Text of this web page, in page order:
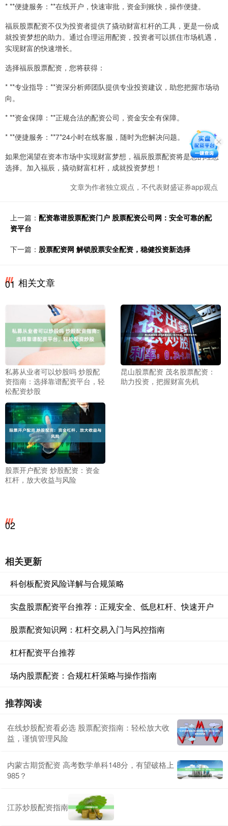
* **便捷服务：**在线开户，快速审批，资金到账快，操作便捷。
福辰股票配资不仅为投资者提供了撬动财富杠杆的工具，更是一份成
就投资梦想的助力。通过合理运用配资，投资者可以抓住市场机遇，
实现财富的快速增长。
选择福辰股票配资，您将获得：
* **专业指导：**资深分析师团队提供专业投资建议，助您把握市场动
向。
* **资金保障：**正规合法的配资公司，资金安全有保障。
* **便捷服务：**7*24小时在线客服，随时为您解决问题。
如果您渴望在资本市场中实现财富梦想，福辰股票配资将是您的理想
选择。加入福辰，撬动财富杠杆，成就投资梦想！
文章为作者独立观点，不代表财盛证券app观点
上一篇： 配资靠谱股票配资门户 股票配资公司网：安全可靠的配
资平台
下一篇： 股票配资网 解锁股票安全配资，稳健投资新选择
01 相关文章
私募从业者可以炒股吗 炒股配
资指南：选择靠谱配资平台，轻
松配资炒股
昆山股票配资 茂名股票配资：
助力投资，把握财富先机
股票开户配资 炒股配资：资金
杠杆，放大收益与风险
02
相关更新
科创板配资风险详解与合规策略
实盘股票配资平台推荐：正规安全、低息杠杆、快速开户
股票配资知识网：杠杆交易入门与风控指南
杠杆配资平台推荐
场内股票配资：合规杠杆策略与操作指南
推荐阅读
在线炒股配资看必选 股票配资指南：轻松放大收
益，谨慎管理风险
内蒙古期货配资 高考数学单科148分，有望破格上
985？
江苏炒股配资指南